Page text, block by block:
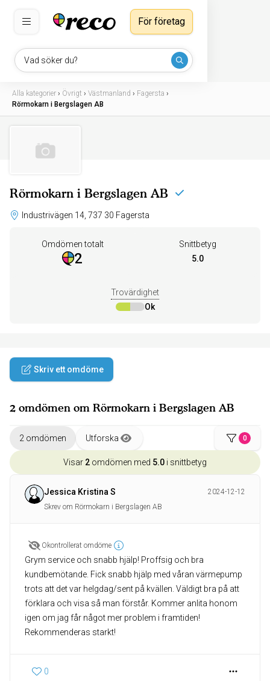
Vad söker du?
För företag
Alla kategorier › Övrigt › Västmanland › Fagersta ›
Rörmokarn i Bergslagen AB
Rörmokarn i Bergslagen AB
Industrivägen 14, 737 30 Fagersta
Omdömen totalt
2
Snittbetyg
5.0
Trovärdighet
Ok
Skriv ett omdöme
2 omdömen om Rörmokarn i Bergslagen AB
2 omdömen Utforska 0
Visar 2 omdömen med 5.0 i snittbetyg
Jessica Kristina S
2024-12-12
Skrev om Rörmokarn i Bergslagen AB
Okontrollerat omdöme
Grym service och snabb hjälp! Proffsig och bra
kundbemötande. Fick snabb hjälp med våran värmepump
trots att det var helgdag/sent på kvällen. Väldigt bra på att
förklara och visa så man förstår. Kommer anlita honom
igen om jag får något mer problem i framtiden!
Rekommenderas starkt!
0